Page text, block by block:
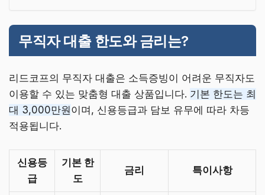
무직자 대출 한도와 금리는?
리드코프의 무직자 대출은 소득증빙이 어려운 무직자도
이용할 수 있는 맞춤형 대출 상품입니다. 기본 한도는 최
대 3,000만원이며, 신용등급과 담보 유무에 따라 차등
적용됩니다.
신용등
급
기본 한
도
금리 특이사항